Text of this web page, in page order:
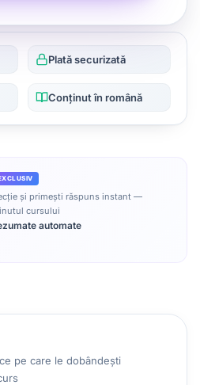
Plată securizată
Conținut în română
și primești răspuns instant —
cursului
automate
pe care le dobândești